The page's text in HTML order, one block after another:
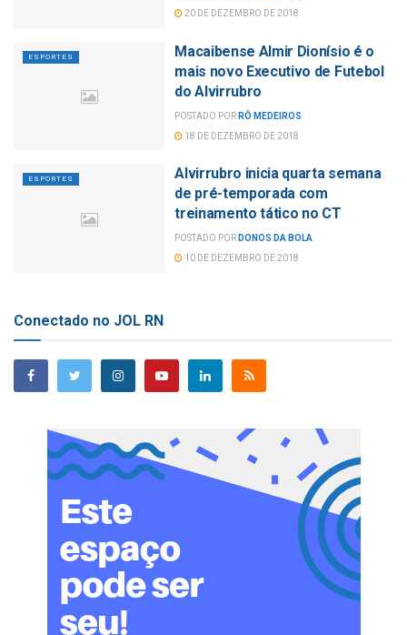
20 DE DEZEMBRO DE 2018
ESPORTES
Macaibense Almir Dionísio é o
mais novo Executivo de Futebol
do Alvirrubro
POSTADO POR RÔ MEDEIROS
18 DE DEZEMBRO DE 2018
ESPORTES
Alvirrubro inicia quarta semana
de pré-temporada com
treinamento tático no CT
POSTADO POR DONOS DA BOLA
10 DE DEZEMBRO DE 2018
Conectado no JOL RN